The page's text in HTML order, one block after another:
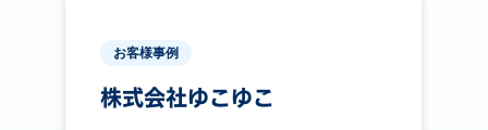
お客様事例
株式会社ゆこゆこ